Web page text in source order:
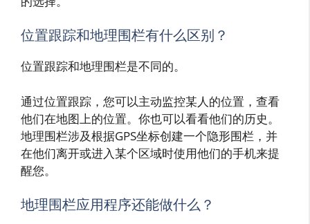
位置跟踪和地理围栏有什么区别？
位置跟踪和地理围栏是不同的。
通过位置跟踪，您可以主动监控某人的位置，查看
他们在地图上的位置。你也可以看看他们的历史。
地理围栏涉及根据GPS坐标创建一个隐形围栏，并
在他们离开或进入某个区域时使用他们的手机来提
醒您。
地理围栏应用程序还能做什么？